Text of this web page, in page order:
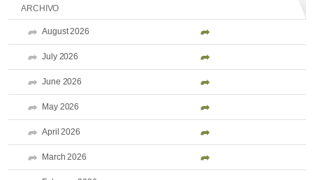
ARCHIVO
August 2026
July 2026
June 2026
May 2026
April 2026
March 2026